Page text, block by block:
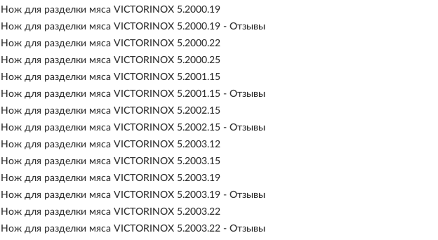
Нож для разделки мяса VICTORINOX 5.2000.19
Нож для разделки мяса VICTORINOX 5.2000.19 - Отзывы
Нож для разделки мяса VICTORINOX 5.2000.22
Нож для разделки мяса VICTORINOX 5.2000.25
Нож для разделки мяса VICTORINOX 5.2001.15
Нож для разделки мяса VICTORINOX 5.2001.15 - Отзывы
Нож для разделки мяса VICTORINOX 5.2002.15
Нож для разделки мяса VICTORINOX 5.2002.15 - Отзывы
Нож для разделки мяса VICTORINOX 5.2003.12
Нож для разделки мяса VICTORINOX 5.2003.15
Нож для разделки мяса VICTORINOX 5.2003.19
Нож для разделки мяса VICTORINOX 5.2003.19 - Отзывы
Нож для разделки мяса VICTORINOX 5.2003.22
Нож для разделки мяса VICTORINOX 5.2003.22 - Отзывы